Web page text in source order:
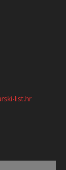
list.hr